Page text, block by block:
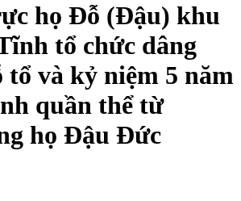
họ Đỗ (Đậu) khu
tổ chức dâng
tổ và kỷ niệm 5 năm
quần thể từ
họ Đậu Đức